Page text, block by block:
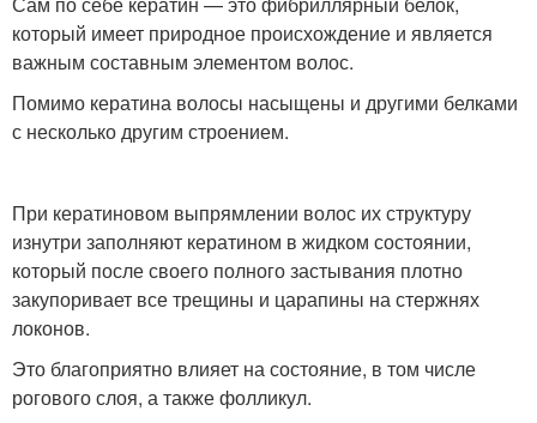
который имеет природное происхождение и является
важным составным элементом волос.
Помимо кератина волосы насыщены и другими белками
с несколько другим строением.
При кератиновом выпрямлении волос их структуру
изнутри заполняют кератином в жидком состоянии,
который после своего полного застывания плотно
закупоривает все трещины и царапины на стержнях
локонов.
Это благоприятно влияет на состояние, в том числе
рогового слоя, а также фолликул.